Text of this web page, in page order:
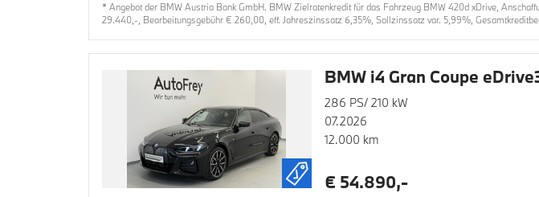
* Angebot der BMW Austria Bank GmbH. BMW Zielratenkredit für das Fahrzeug BMW 420d xDrive,
29.440,-, Bearbeitungsgebühr € 260,00, eff. Jahreszinssatz 6,35%, Sollzinssatz var. 5,99%,
BMW i4 Gran Coupe
286 PS/ 210 kW
07.2026
12.000 km
€ 54.890,-